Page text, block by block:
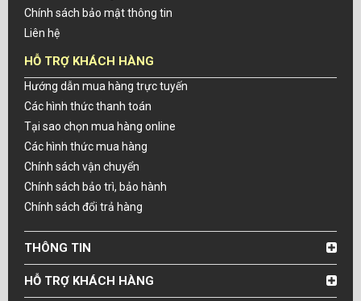
Chính sách bảo mật thông tin
Liên hệ
HỖ TRỢ KHÁCH HÀNG
Hướng dẫn mua hàng trực tuyến
Các hình thức thanh toán
Tại sao chọn mua hàng online
Các hình thức mua hàng
Chính sách vận chuyển
Chính sách bảo trì, bảo hành
Chính sách đổi trả hàng
THÔNG TIN
HỖ TRỢ KHÁCH HÀNG